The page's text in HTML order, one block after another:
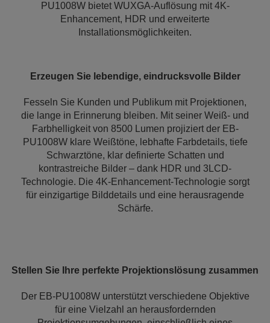
PU1008W bietet WUXGA-Auflösung mit 4K-
Enhancement, HDR und erweiterte
Installationsmöglichkeiten.
Erzeugen Sie lebendige, eindrucksvolle Bilder
Fesseln Sie Kunden und Publikum mit Projektionen,
die lange in Erinnerung bleiben. Mit seiner Weiß- und
Farbhelligkeit von 8500 Lumen projiziert der EB-
PU1008W klare Weißtöne, lebhafte Farbdetails, tiefe
Schwarztöne, klar definierte Schatten und
kontrastreiche Bilder – dank HDR und 3LCD-
Technologie. Die 4K-Enhancement-Technologie sorgt
für einzigartige Bilddetails und eine herausragende
Schärfe.
Stellen Sie Ihre perfekte Projektionslösung zusammen
Der EB-PU1008W unterstützt verschiedene Objektive
für eine Vielzahl an herausfordernden